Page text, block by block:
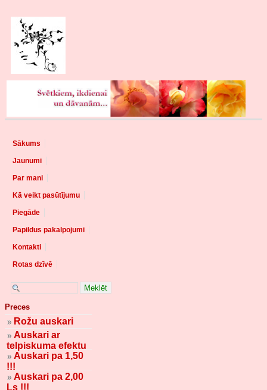
Sākums
Jaunumi
Par mani
Kā veikt pasūtījumu
Piegāde
Papildus pakalpojumi
Kontakti
Rotas dzīvē
Preces
Rožu auskari
Auskari ar
telpiskuma efektu
Auskari pa 1,50
!!!
Auskari pa 2,00
Ls !!!